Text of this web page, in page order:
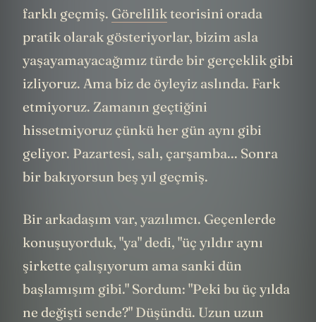
farklı geçmiş. Görelilikteorisini orada
pratik olarak gösteriyorlar, bizim asla
yaşayamayacağımız türde bir gerçeklik gibi
izliyoruz. Ama biz de öyleyiz aslında. Fark
etmiyoruz. Zamanın geçtiğini
hissetmiyoruz çünkü her gün aynı gibi
geliyor. Pazartesi, salı, çarşamba... Sonra
bir bakıyorsun beş yıl geçmiş.
Bir arkadaşım var, yazılımcı. Geçenlerde
konuşuyorduk, "ya" dedi, "üç yıldır aynı
şirkette çalışıyorum ama sanki dün
başlamışım gibi." Sordum: "Peki bu üç yılda
ne değişti sende?" Düşündü. Uzun uzun